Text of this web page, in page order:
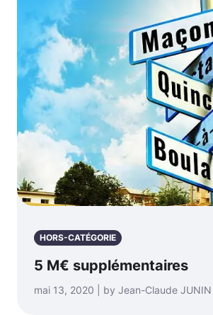
HORS-CATÉGORIE
5 M€ supplémentaires
mai 13, 2020 | by Jean-Claude JUNIN